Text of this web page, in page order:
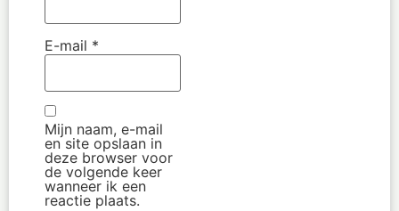
E-mail *
Mijn naam, e-mail
en site opslaan in
deze browser voor
de volgende keer
wanneer ik een
reactie plaats.